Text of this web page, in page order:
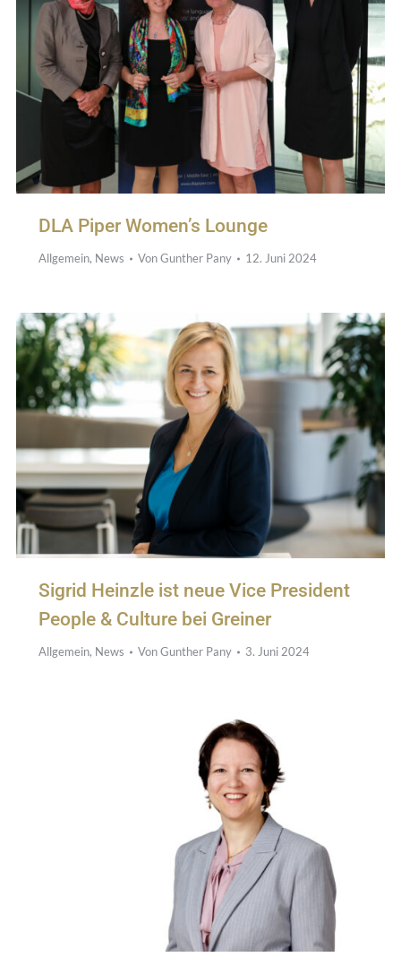
DLA Piper Women’s Lounge
Allgemein, News VonGunther Pany 12. Juni 2024
Sigrid Heinzle ist neue Vice President
People & Culture bei Greiner
Allgemein, News VonGunther Pany 3. Juni 2024